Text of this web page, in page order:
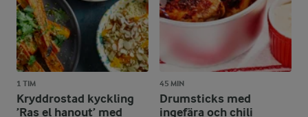
1 TIM
Kryddrostad kyckling
’Ras el hanout’ med
45 MIN
Drumsticks med
ingefära och chili